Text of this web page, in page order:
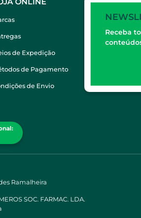
de Expedição
de Pagamento
de Envio
Receba
Ramalheira
SOC. FARMAC. LDA.